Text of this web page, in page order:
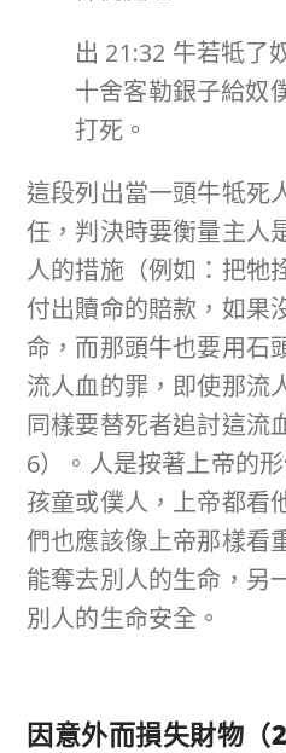
出 21:32 牛若牴了
十舍客勒銀子給奴
打死。
這段列出當一頭牛牴死
任，判決時要衡量主人
人的措施（例如：把牠
付出贖命的賠款，如果
命，而那頭牛也要用石
流人血的罪，即使那流
同樣要替死者追討這流
6）。人是按著上帝的
孩童或僕人，上帝都看
們也應該像上帝那樣看
能奪去別人的生命，另
別人的生命安全。
因意外而損失財物（